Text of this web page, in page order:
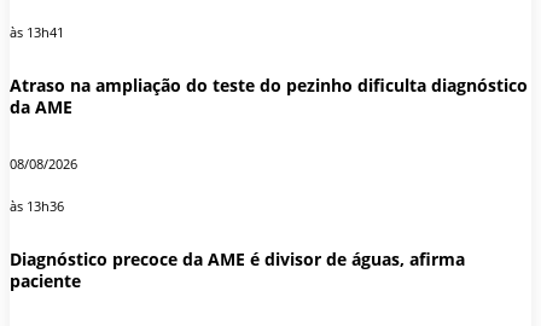
às 13h41
Atraso na ampliação do teste do pezinho dificulta diagnóstico
da AME
08/08/2026
às 13h36
Diagnóstico precoce da AME é divisor de águas, afirma
paciente